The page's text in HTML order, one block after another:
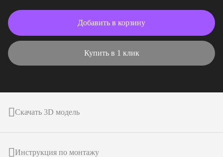
Добавить в корзину
Купить в 1 клик
Скачать 3D модель
Инструкция по монтажу